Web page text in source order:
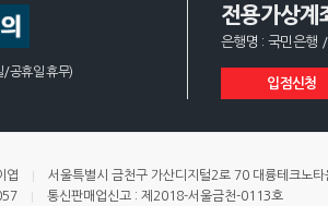
/공휴일 휴무)
전용가상계
은행명 : 국민은행
입점신청
엽
서울특별시 금천구 가산디지털2로 70 대륭테크노
통신판매업신고 : 제2018-서울금천-0113호